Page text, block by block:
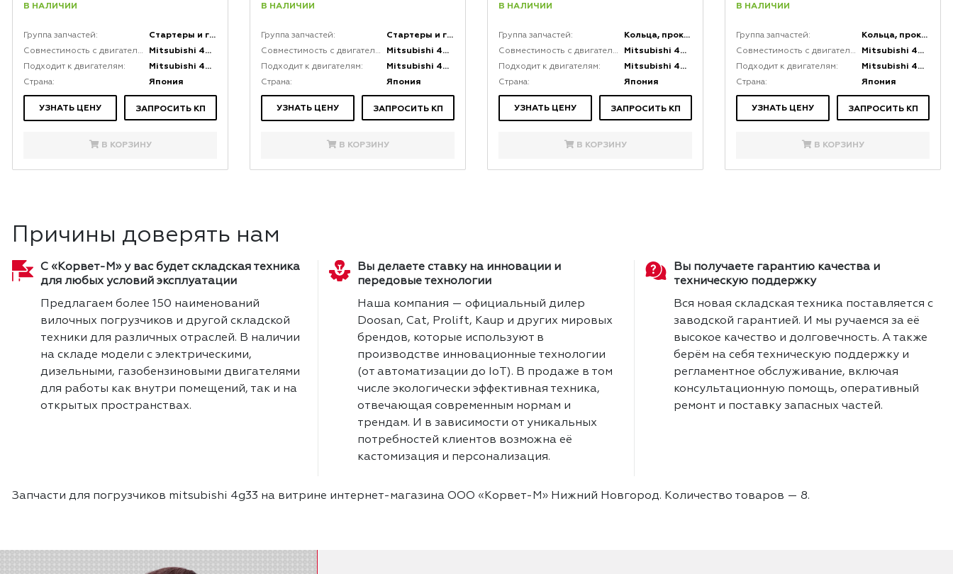
В НАЛИЧИИ
Группа запчастей: Стартеры и генераторы и комплектующие к ним
Совместимость с двигателями: Mitsubishi 4G33
Подходит к двигателям: Mitsubishi 4G33
Страна: Япония
УЗНАТЬ ЦЕНУ ЗАПРОСИТЬ КП
В КОРЗИНУ
В НАЛИЧИИ
Группа запчастей: Стартеры и генераторы и комплектующие к ним
Совместимость с двигателями: Mitsubishi 4G33
Подходит к двигателям: Mitsubishi 4G33
Страна: Япония
УЗНАТЬ ЦЕНУ ЗАПРОСИТЬ КП
В КОРЗИНУ
В НАЛИЧИИ
Группа запчастей: Кольца, прокладки, уплотнения, сальники и ограничители
Совместимость с двигателями: Mitsubishi 4G33
Подходит к двигателям: Mitsubishi 4G33
Страна: Япония
УЗНАТЬ ЦЕНУ ЗАПРОСИТЬ КП
В КОРЗИНУ
В НАЛИЧИИ
Группа запчастей: Кольца, прокладки, уплотнения, сальники и ограничители
Совместимость с двигателями: Mitsubishi 4G33
Подходит к двигателям: Mitsubishi 4G33
Страна: Япония
УЗНАТЬ ЦЕНУ ЗАПРОСИТЬ КП
В КОРЗИНУ
Причины доверять нам
С «Корвет-М» у вас будет складская техника
для любых условий эксплуатации
Предлагаем более 150 наименований
вилочных погрузчиков и другой складской
техники для различных отраслей. В наличии
на складе модели с электрическими,
дизельными, газобензиновыми двигателями
для работы как внутри помещений, так и на
открытых пространствах.
Вы делаете ставку на инновации и
передовые технологии
Наша компания — официальный дилер
Doosan, Cat, Prolift, Kaup и других мировых
брендов, которые используют в
производстве инновационные технологии
(от автоматизации до IoT). В продаже в том
числе экологически эффективная техника,
отвечающая современным нормам и
трендам. И в зависимости от уникальных
потребностей клиентов возможна её
кастомизация и персонализация.
Вы получаете гарантию качества и
техническую поддержку
Вся новая складская техника поставляется с
заводской гарантией. И мы ручаемся за её
высокое качество и долговечность. А также
берём на себя техническую поддержку и
регламентное обслуживание, включая
консультационную помощь, оперативный
ремонт и поставку запасных частей.
Запчасти для погрузчиков mitsubishi 4g33 на витрине интернет-магазина ООО «Корвет-М» Нижний Новгород. Количество товаров — 8.